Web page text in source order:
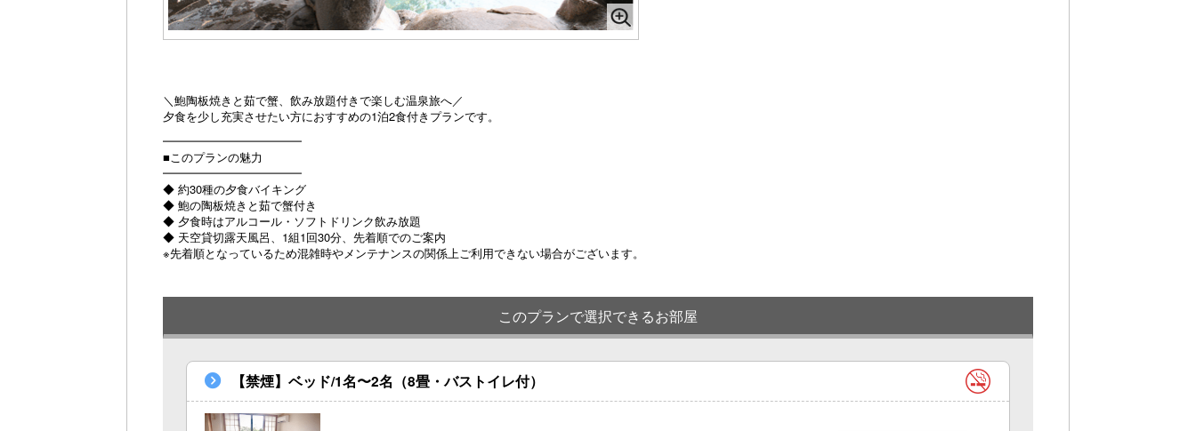
＼鮑陶板焼きと茹で蟹、飲み放題付きで楽しむ温泉旅へ／
夕食を少し充実させたい方におすすめの1泊2食付きプランです。
━━━━━━━━━━━━
■このプランの魅力
━━━━━━━━━━━━
◆ 約30種の夕食バイキング
◆ 鮑の陶板焼きと茹で蟹付き
◆ 夕食時はアルコール・ソフトドリンク飲み放題
◆ 天空貸切露天風呂、1組1回30分、先着順でのご案内
※先着順となっているため混雑時やメンテナンスの関係上ご利用できない場合がございます。
このプランで選択できるお部屋
【禁煙】ベッド/1名〜2名（8畳・バストイレ付）